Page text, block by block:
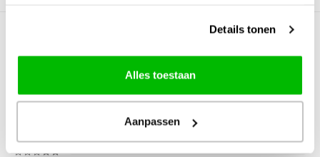
Details tonen
Alles toestaan
Aanpassen
BEOORDELINGEN